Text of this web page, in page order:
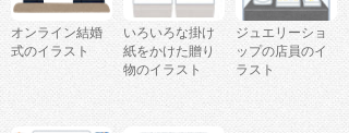
オンライン結婚
式のイラスト
いろいろな掛け
紙をかけた贈り
物のイラスト
ジュエリーショ
ップの店員のイ
ラスト